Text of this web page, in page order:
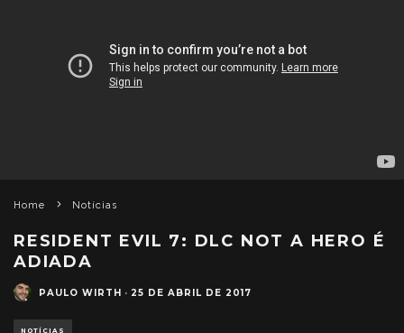
Home Notícias
RESIDENT EVIL 7: DLC NOT A HERO É
ADIADA
PAULO WIRTH · 25 DE ABRIL DE 2017
NOTÍCIAS